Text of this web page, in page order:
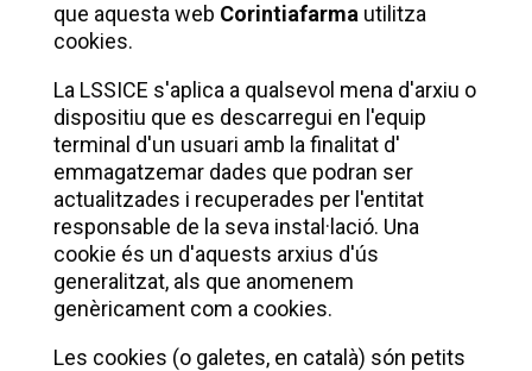
que aquesta web Corintiafarma utilitza
cookies.
La LSSICE s'aplica a qualsevol mena d'arxiu o
dispositiu que es descarregui en l'equip
terminal d'un usuari amb la finalitat d'
emmagatzemar dades que podran ser
actualitzades i recuperades per l'entitat
responsable de la seva instal·lació. Una
cookie és un d'aquests arxius d'ús
generalitzat, als que anomenem
genèricament com a cookies.
Les cookies (o galetes, en català) són petits